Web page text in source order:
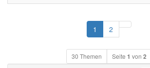
1 2 Nächste
30 Themen Seite 1 von 2